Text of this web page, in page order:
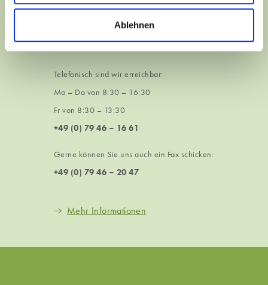
Ablehnen
einfach eine Nachricht mit Ihrem Wohn- bzw.
Arbeitsort inklusive PLZ sowie Ihrer
Telefonisch sind wir erreichbar:
Mo – Do von 8:30 – 16:30
Fr von 8:30 – 13:30
+49 (0) 79 46 – 16 61
Gerne können Sie uns auch ein Fax schicken:
+49 (0) 79 46 – 20 47
Mehr Informationen